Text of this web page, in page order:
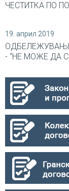
ЧЕСТИТКА ПО
19. април 2019
- “НЕ МОЖЕ ДА